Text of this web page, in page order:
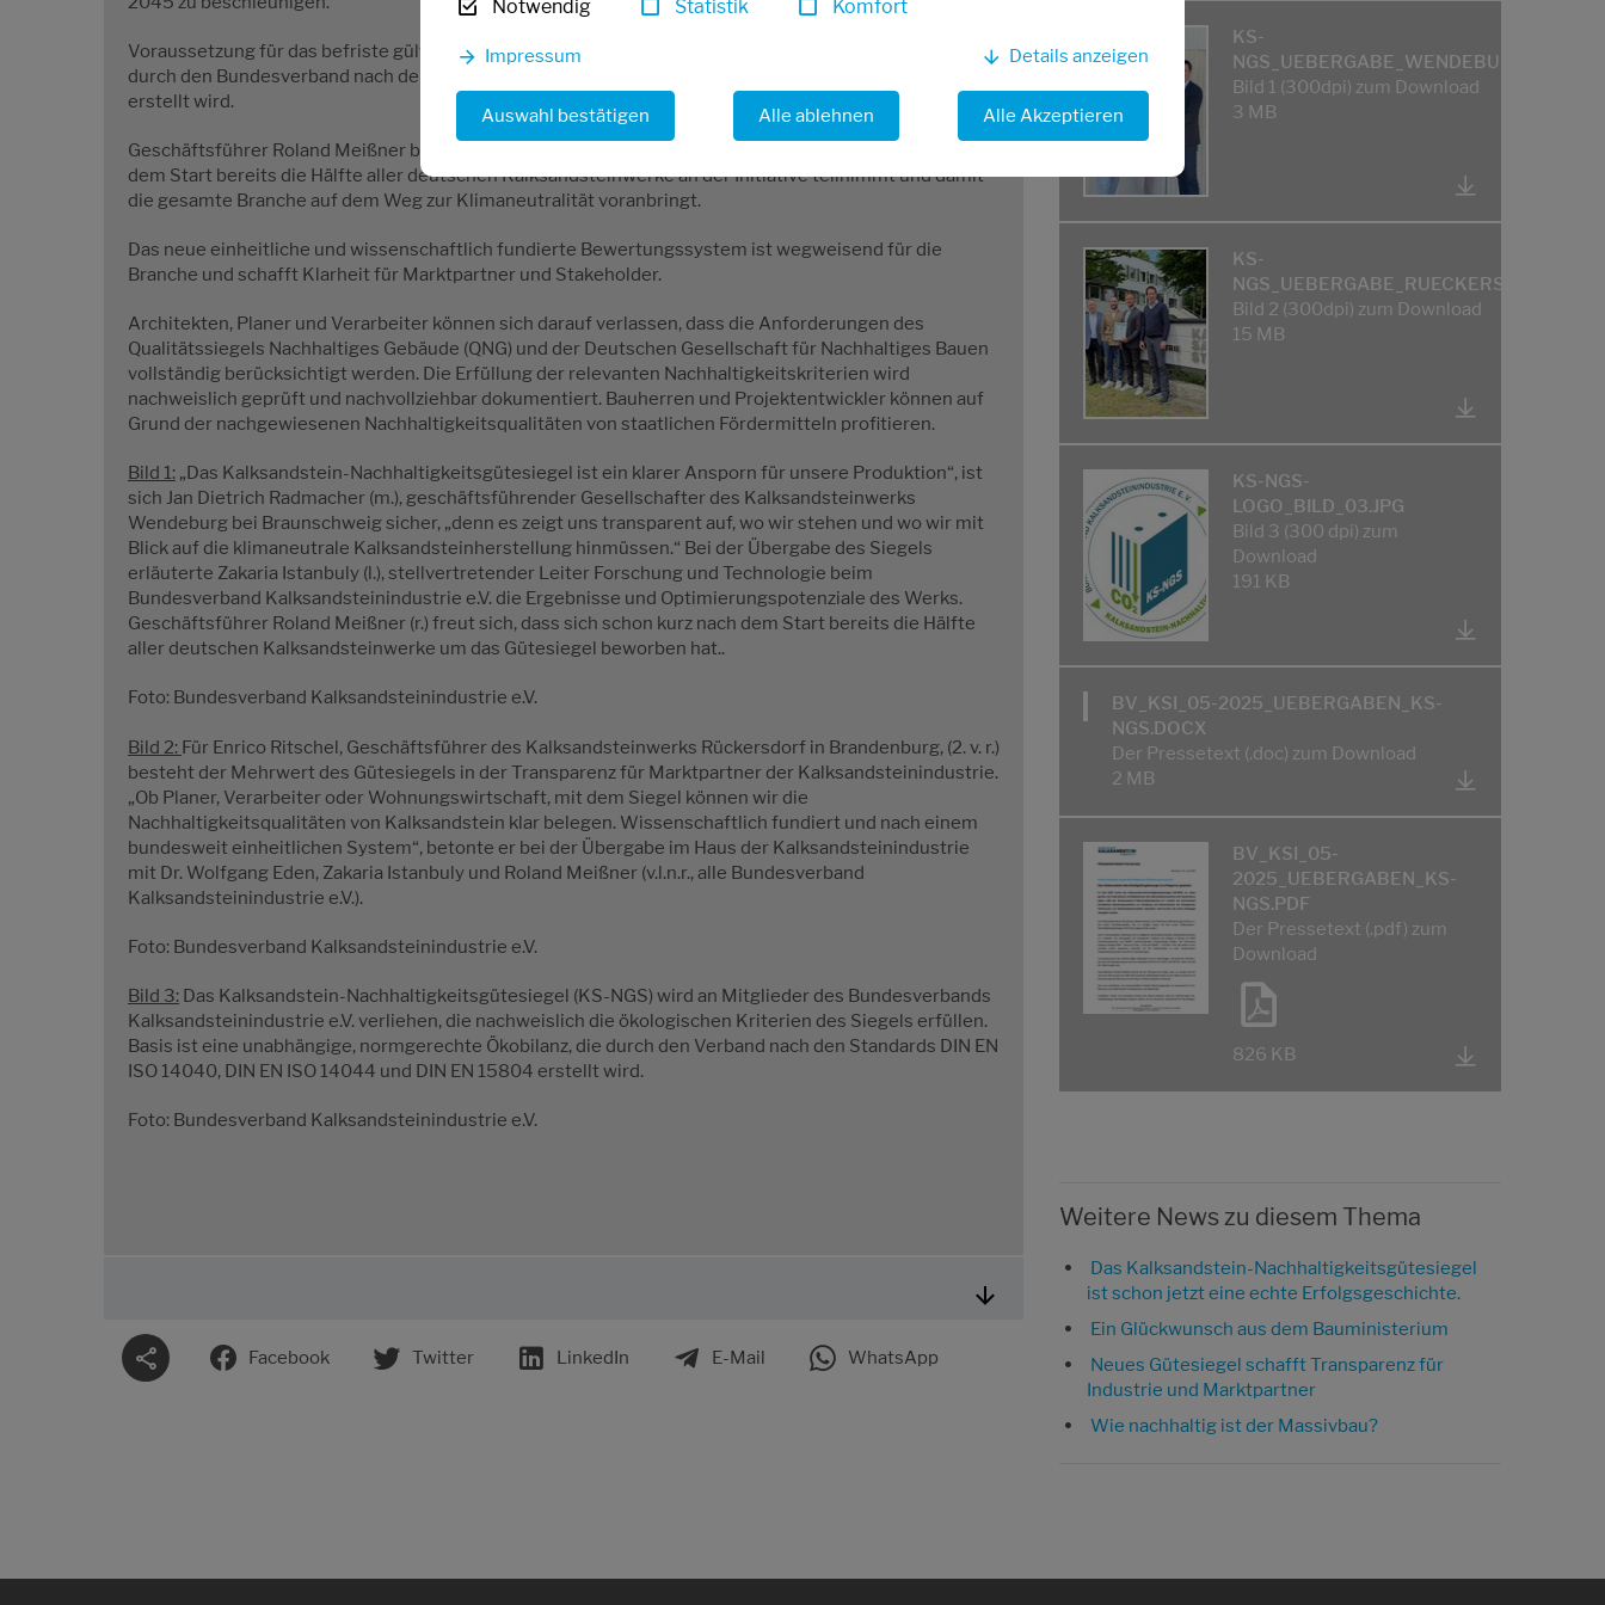
Voraussetzung für das befriste gültige Gütesiegel ist eine unabhängige, normgerechte Ökobilanz, die
durch den Bundesverband nach den Standards DIN EN ISO 14040, DIN EN ISO 14044 und DIN EN 15804
erstellt wird.
Geschäftsführer Roland Meißner betonte bei der Übergabe der Siegel, dass nur wenige Wochen nach
dem Start bereits die Hälfte aller deutschen Kalksandsteinwerke an der Initiative teilnimmt und damit
die gesamte Branche auf dem Weg zur Klimaneutralität voranbringt.
Das neue einheitliche und wissenschaftlich fundierte Bewertungssystem ist wegweisend für die
Branche und schafft Klarheit für Marktpartner und Stakeholder.
Architekten, Planer und Verarbeiter können sich darauf verlassen, dass die Anforderungen des
Qualitätssiegels Nachhaltiges Gebäude (QNG) und der Deutschen Gesellschaft für Nachhaltiges Bauen
vollständig berücksichtigt werden. Die Erfüllung der relevanten Nachhaltigkeitskriterien wird
nachweislich geprüft und nachvollziehbar dokumentiert. Bauherren und Projektentwickler können auf
Grund der nachgewiesenen Nachhaltigkeitsqualitäten von staatlichen Fördermitteln profitieren.
Bild 1: „Das Kalksandstein-Nachhaltigkeitsgütesiegel ist ein klarer Ansporn für unsere Produktion“, ist
sich Jan Dietrich Radmacher (m.), geschäftsführender Gesellschafter des Kalksandsteinwerks
Wendeburg bei Braunschweig sicher, „denn es zeigt uns transparent auf, wo wir stehen und wo wir mit
Blick auf die klimaneutrale Kalksandsteinherstellung hinmüssen.“ Bei der Übergabe des Siegels
erläuterte Zakaria Istanbuly (l.), stellvertretender Leiter Forschung und Technologie beim
Bundesverband Kalksandsteinindustrie e.V. die Ergebnisse und Optimierungspotenziale des Werks.
Geschäftsführer Roland Meißner (r.) freut sich, dass sich schon kurz nach dem Start bereits die Hälfte
aller deutschen Kalksandsteinwerke um das Gütesiegel beworben hat..
Foto: Bundesverband Kalksandsteinindustrie e.V.
Bild 2: Für Enrico Ritschel, Geschäftsführer des Kalksandsteinwerks Rückersdorf in Brandenburg, (2. v. r.)
besteht der Mehrwert des Gütesiegels in der Transparenz für Marktpartner der Kalksandsteinindustrie.
„Ob Planer, Verarbeiter oder Wohnungswirtschaft, mit dem Siegel können wir die
Nachhaltigkeitsqualitäten von Kalksandstein klar belegen. Wissenschaftlich fundiert und nach einem
bundesweit einheitlichen System“, betonte er bei der Übergabe im Haus der Kalksandsteinindustrie
mit Dr. Wolfgang Eden, Zakaria Istanbuly und Roland Meißner (v.l.n.r., alle Bundesverband
Kalksandsteinindustrie e.V.).
Foto: Bundesverband Kalksandsteinindustrie e.V.
Bild 3: Das Kalksandstein-Nachhaltigkeitsgütesiegel (KS-NGS) wird an Mitglieder des Bundesverbands
Kalksandsteinindustrie e.V. verliehen, die nachweislich die ökologischen Kriterien des Siegels erfüllen.
Basis ist eine unabhängige, normgerechte Ökobilanz, die durch den Verband nach den Standards DIN EN
ISO 14040, DIN EN ISO 14044 und DIN EN 15804 erstellt wird.
Foto: Bundesverband Kalksandsteinindustrie e.V.
Facebook Twitter LinkedIn E-Mail WhatsApp
KS-
Bild 1 (300dpi) zum Download
3 MB
KS-
Bild 2 (300dpi) zum Download
15 MB
KS-NGS-
LOGO_BILD_03.JPG
Bild 3 (300 dpi) zum
Download
191 KB
BV_KSI_05-2025_UEBERGABEN_KS-
NGS.DOCX
Der Pressetext (.doc) zum Download
2 MB
BV_KSI_05-
2025_UEBERGABEN_KS-
NGS.PDF
Der Pressetext (.pdf) zum
Download
826 KB
Weitere News zu diesem Thema
Das Kalksandstein-Nachhaltigkeitsgütesiegel
ist schon jetzt eine echte Erfolgsgeschichte.
Ein Glückwunsch aus dem Bauministerium
Neues Gütesiegel schafft Transparenz für
Industrie und Marktpartner
Wie nachhaltig ist der Massivbau?
Notwendig Statistik Komfort
Impressum Details anzeigen
Auswahl bestätigen Alle ablehnen Alle Akzeptieren